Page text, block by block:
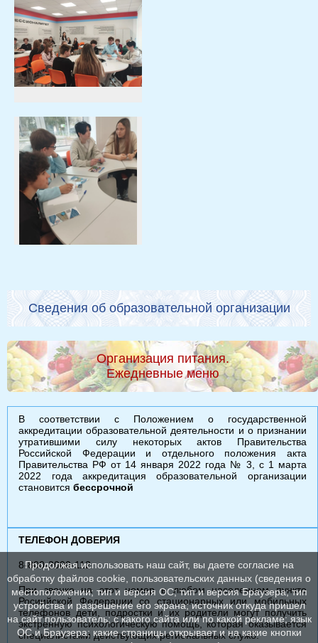
Сведения об образовательной организации
Организация питания.
Ежедневные меню
В соответствии с Положением о государственной
аккредитации образовательной деятельности и о признании
утратившими силу некоторых актов Правительства
Российской Федерации и отдельного положения акта
Правительства РФ от 14 января 2022 года № 3, с 1 марта
2022 года аккредитация образовательной организации
становитсябессрочной
ТЕЛЕФОН ДОВЕРИЯ
8-800-2000-112
При звонке на этот номер в любом населенном пункте
Росиийской Федерации со стационарных или мобильных
телефонов дети, подростки и их родители могут получить
экстренную психологическую помощь, которая оказывается
специалистами действующих региональных служб.
Продолжая использовать наш сайт, вы даете согласие на
обработку файлов cookie, пользовательских данных (сведения о
местоположении; тип и версия ОС; тип и версия Браузера; тип
устройства и разрешение его экрана; источник откуда пришел
на сайт пользователь; с какого сайта или по какой рекламе; язык
ОС и Браузера; какие страницы открывает и на какие кнопки